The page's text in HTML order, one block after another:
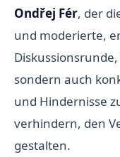
Ondřej Fér, der
und moderierte,
sondern auch
und Hindernisse
verhindern, den
gestalten.